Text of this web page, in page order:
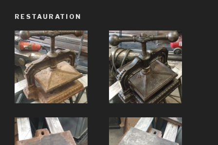
RESTAURATION